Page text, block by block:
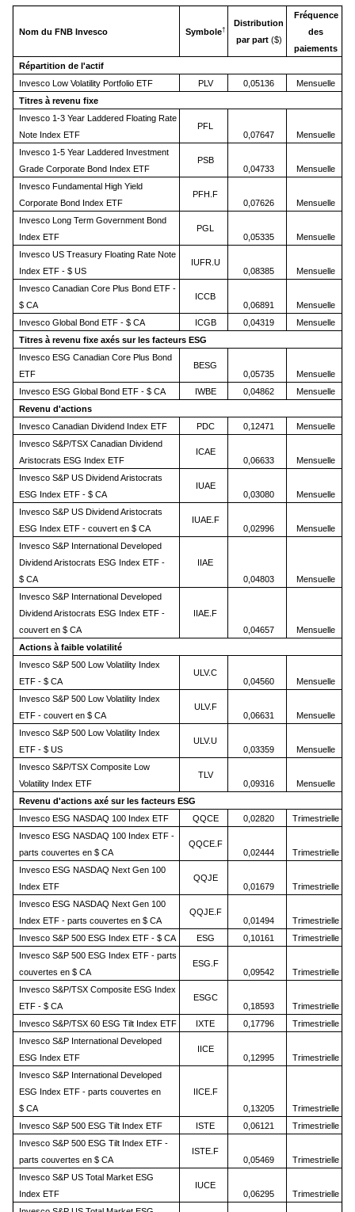
Nom du FNB Invesco Symbole†
Distribution
par part($)
Fréquence
des
paiements
Répartition de l'actif
Invesco Low Volatility Portfolio ETF
PLV 0,05136
Mensuelle
Titres à revenu fixe
Invesco 1-3 Year Laddered Floating Rate
Note Index ETF
PFL
0,07647
Mensuelle
Invesco 1-5 Year Laddered Investment
Grade Corporate Bond Index ETF
PSB
0,04733
Mensuelle
Invesco Fundamental High Yield
Corporate Bond Index ETF
PFH.F
0,07626
Mensuelle
Invesco Long Term Government Bond
Index ETF
PGL
0,05335
Mensuelle
Invesco US Treasury Floating Rate Note
Index ETF - $ US
IUFR.U
0,08385
Mensuelle
Invesco Canadian Core Plus Bond ETF -
$ CA
ICCB
0,06891
Mensuelle
Invesco Global Bond ETF - $ CA
ICGB 0,04319
Mensuelle
Titres à revenu fixe axés sur les facteurs ESG
Invesco ESG Canadian Core Plus Bond
ETF
BESG
0,05735
Mensuelle
Invesco ESG Global Bond ETF - $ CA
IWBE 0,04862
Mensuelle
Revenu d'actions
Invesco Canadian Dividend Index ETF
PDC 0,12471
Mensuelle
Invesco S&P/TSX Canadian Dividend
Aristocrats ESG Index ETF
ICAE
0,06633
Mensuelle
Invesco S&P US Dividend Aristocrats
ESG Index ETF - $ CA
IUAE
0,03080
Mensuelle
Invesco S&P US Dividend Aristocrats
ESG Index ETF - couvert en $ CA
IUAE.F
0,02996
Mensuelle
Invesco S&P International Developed
Dividend Aristocrats ESG Index ETF -
$ CA
IIAE
0,04803
Mensuelle
Invesco S&P International Developed
Dividend Aristocrats ESG Index ETF -
couvert en $ CA
IIAE.F
0,04657
Mensuelle
Actions à faible volatilité
Invesco S&P 500 Low Volatility Index
ETF - $ CA
ULV.C
0,04560
Mensuelle
Invesco S&P 500 Low Volatility Index
ETF - couvert en $ CA
ULV.F
0,06631
Mensuelle
Invesco S&P 500 Low Volatility Index
ETF - $ US
ULV.U
0,03359
Mensuelle
Invesco S&P/TSX Composite Low
Volatility Index ETF
TLV
0,09316
Mensuelle
Revenu d'actions axé sur les facteurs ESG
Invesco ESG NASDAQ 100 Index ETF
QQCE 0,02820
Trimestrielle
Invesco ESG NASDAQ 100 Index ETF -
parts couvertes en $ CA
QQCE.F
0,02444
Trimestrielle
Invesco ESG NASDAQ Next Gen 100
Index ETF
QQJE
0,01679
Trimestrielle
Invesco ESG NASDAQ Next Gen 100
Index ETF - parts couvertes en $ CA
QQJE.F
0,01494
Trimestrielle
Invesco S&P 500 ESG Index ETF - $ CA
ESG 0,10161
Trimestrielle
Invesco S&P 500 ESG Index ETF - parts
couvertes en $ CA
ESG.F
0,09542
Trimestrielle
Invesco S&P/TSX Composite ESG Index
ETF - $ CA
ESGC
0,18593
Trimestrielle
Invesco S&P/TSX 60 ESG Tilt Index ETF
IXTE 0,17796
Trimestrielle
Invesco S&P International Developed
ESG Index ETF
IICE
0,12995
Trimestrielle
Invesco S&P International Developed
ESG Index ETF - parts couvertes en
$ CA
IICE.F
0,13205
Trimestrielle
Invesco S&P 500 ESG Tilt Index ETF
ISTE 0,06121
Trimestrielle
Invesco S&P 500 ESG Tilt Index ETF -
parts couvertes en $ CA
ISTE.F
0,05469
Trimestrielle
Invesco S&P US Total Market ESG
Index ETF
IUCE
0,06295
Trimestrielle